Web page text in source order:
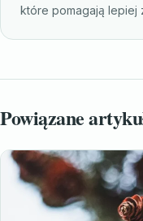
które pomagają lepiej
Powiązane